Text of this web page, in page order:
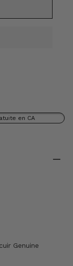
en CA
Genuine